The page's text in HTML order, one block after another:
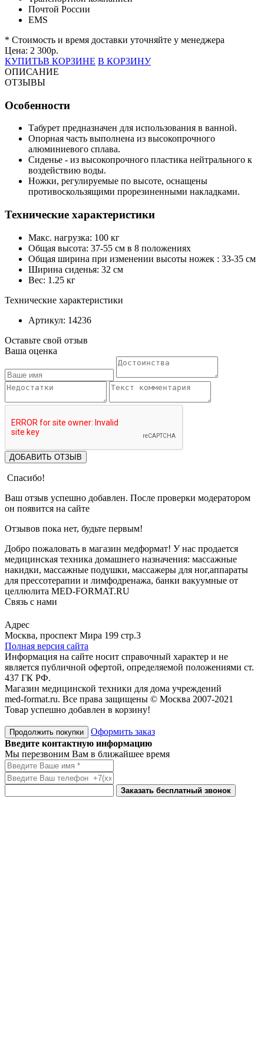
Почтой России
EMS
* Стоимость и время доставки уточняйте у менеджера
Цена: 2 300р.
КУПИТЬВ КОРЗИНЕ В КОРЗИНУ
ОПИСАНИЕ
ОТЗЫВЫ
Особенности
Табурет предназначен для использования в ванной.
Опорная часть выполнена из высокопрочного
алюминиевого сплава.
Сиденье - из высокопрочного пластика нейтрального к
воздействию воды.
Ножки, регулируемые по высоте, оснащены
противоскользящими прорезиненными накладками.
Технические характеристики
Макс. нагрузка: 100 кг
Общая высота: 37-55 см в 8 положениях
Общая ширина при изменении высоты ножек : 33-35 см
Ширина сиденья: 32 см
Вес: 1.25 кг
Технические характеристики
Артикул: 14236
Оставьте свой отзыв
Ваша оценка
ДОБАВИТЬ ОТЗЫВ
Спасибо!
Ваш отзыв успешно добавлен. После проверки модератором
он появится на сайте
Отзывов пока нет, будьте первым!
Добро пожаловать в магазин медформат! У нас продается
медицинская техника домашнего назначения: массажные
накидки, массажные подушки, массажеры для ног,аппараты
для прессотерапии и лимфодренажа, банки вакуумные от
целлюлита MED-FORMAT.RU
Связь с нами
Адрес
Москва, проспект Мира 199 стр.3
Полная версия сайта
Информация на сайте носит справочный характер и не
является публичной офертой, определяемой положениями ст.
437 ГК РФ.
Магазин медицинской техники для дома учреждений
med-format.ru. Все права защищены © Москва 2007-2021
Товар успешно добавлен в корзину!
Продолжить покупки
Оформить заказ
Введите контактную информацию
Мы перезвоним Вам в ближайшее время
Заказать бесплатный звонок